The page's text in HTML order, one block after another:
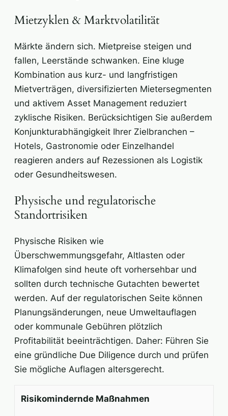
Mietzyklen & Marktvolatilität
Märkte ändern sich. Mietpreise steigen und
fallen, Leerstände schwanken. Eine kluge
Kombination aus kurz- und langfristigen
Mietverträgen, diversifizierten Mietersegmenten
und aktivem Asset Management reduziert
zyklische Risiken. Berücksichtigen Sie außerdem
Konjunkturabhängigkeit Ihrer Zielbranchen –
Hotels, Gastronomie oder Einzelhandel
reagieren anders auf Rezessionen als Logistik
oder Gesundheitswesen.
Physische und regulatorische
Standortrisiken
Physische Risiken wie
Überschwemmungsgefahr, Altlasten oder
Klimafolgen sind heute oft vorhersehbar und
sollten durch technische Gutachten bewertet
werden. Auf der regulatorischen Seite können
Planungsänderungen, neue Umweltauflagen
oder kommunale Gebühren plötzlich
Profitabilität beeinträchtigen. Daher: Führen Sie
eine gründliche Due Diligence durch und prüfen
Sie mögliche Auflagen altersgerecht.
Risikomindernde Maßnahmen